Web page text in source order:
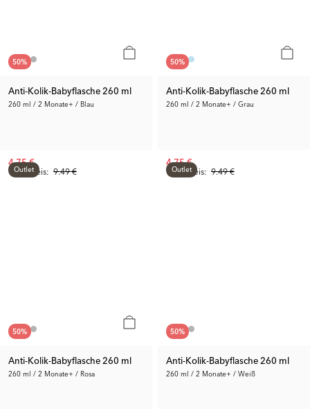
50%
Anti-Kolik-Babyflasche 260 ml
260 ml / 2 Monate+ / Blau
Vorh. Preis: 9.49 €
4.75 €
50%
Anti-Kolik-Babyflasche 260 ml
260 ml / 2 Monate+ / Grau
Vorh. Preis: 9.49 €
4.75 €
Outlet
50%
Anti-Kolik-Babyflasche 260 ml
260 ml / 2 Monate+ / Rosa
Outlet
50%
Anti-Kolik-Babyflasche 260 ml
260 ml / 2 Monate+ / Weiß